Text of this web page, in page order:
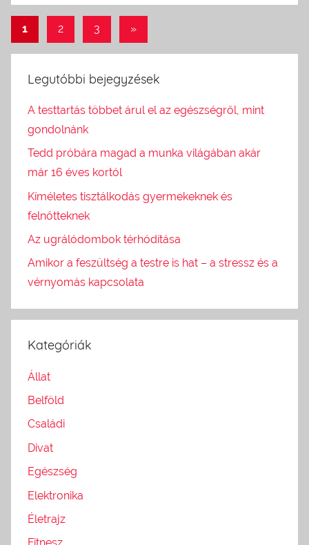
Bejegyzés
navigáció
1 2 3
Next
»
Legutóbbi bejegyzések
A testtartás többet árul el az egészségről, mint
gondolnánk
Tedd próbára magad a munka világában akár
már 16 éves kortól
Kíméletes tisztálkodás gyermekeknek és
felnőtteknek
Az ugrálódombok térhódítása
Amikor a feszültség a testre is hat – a stressz és a
vérnyomás kapcsolata
Kategóriák
Állat
Belföld
Családi
Divat
Egészség
Elektronika
Életrajz